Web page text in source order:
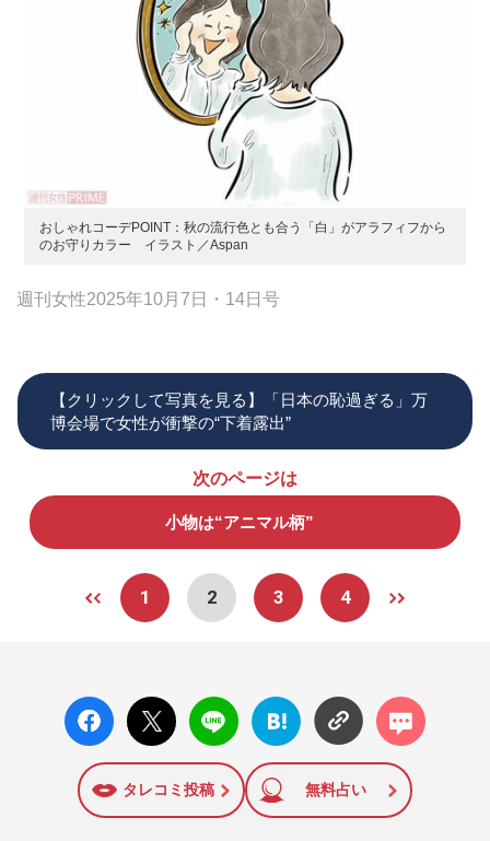
おしゃれコーデPOINT：秋の流行色とも合う「白」がアラフィフから
のお守りカラー イラスト／Aspan
週刊女性2025年10月7日・14日号
【クリックして写真を見る】「日本の恥過ぎる」万
博会場で女性が衝撃の“下着露出”
次のページは
小物は“アニマル柄”
1 2 3 4
facebo
ok い
X ポス
ト
LINE
はてな
ブック
に追加
コメン
ト
タレコミ投稿 無料占い